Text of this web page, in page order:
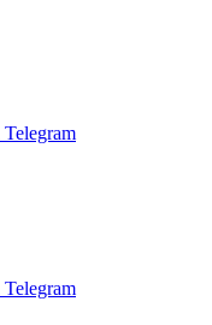
Telegram
Telegram